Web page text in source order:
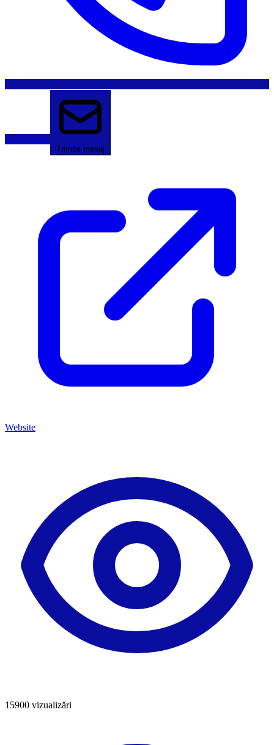
Sună acum
Trimite mesaj
Website
15900 vizualizări